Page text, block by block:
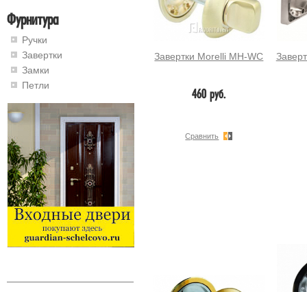
Фурнитура
Ручки
Завертки
Замки
Петли
Завертки Morelli MH-WC
460 руб.
Сравнить